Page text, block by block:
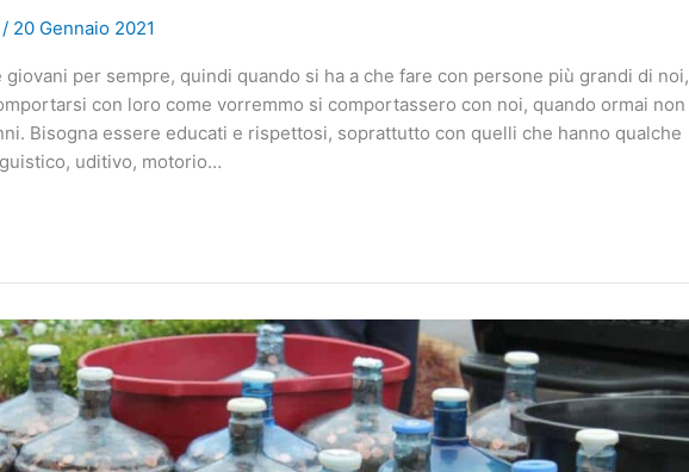
/ 20 Gennaio 2021
per sempre, quindi quando si ha a che fare con persone più grandi di noi,
con loro come vorremmo si comportassero con noi, quando ormai non
Bisogna essere educati e rispettosi, soprattutto con quelli che hanno qualche
uditivo, motorio…